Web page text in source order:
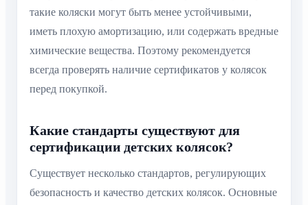
такие коляски могут быть менее устойчивыми,
иметь плохую амортизацию, или содержать вредные
химические вещества. Поэтому рекомендуется
всегда проверять наличие сертификатов у колясок
перед покупкой.
Какие стандарты существуют для
сертификации детских колясок?
Существует несколько стандартов, регулирующих
безопасность и качество детских колясок. Основные